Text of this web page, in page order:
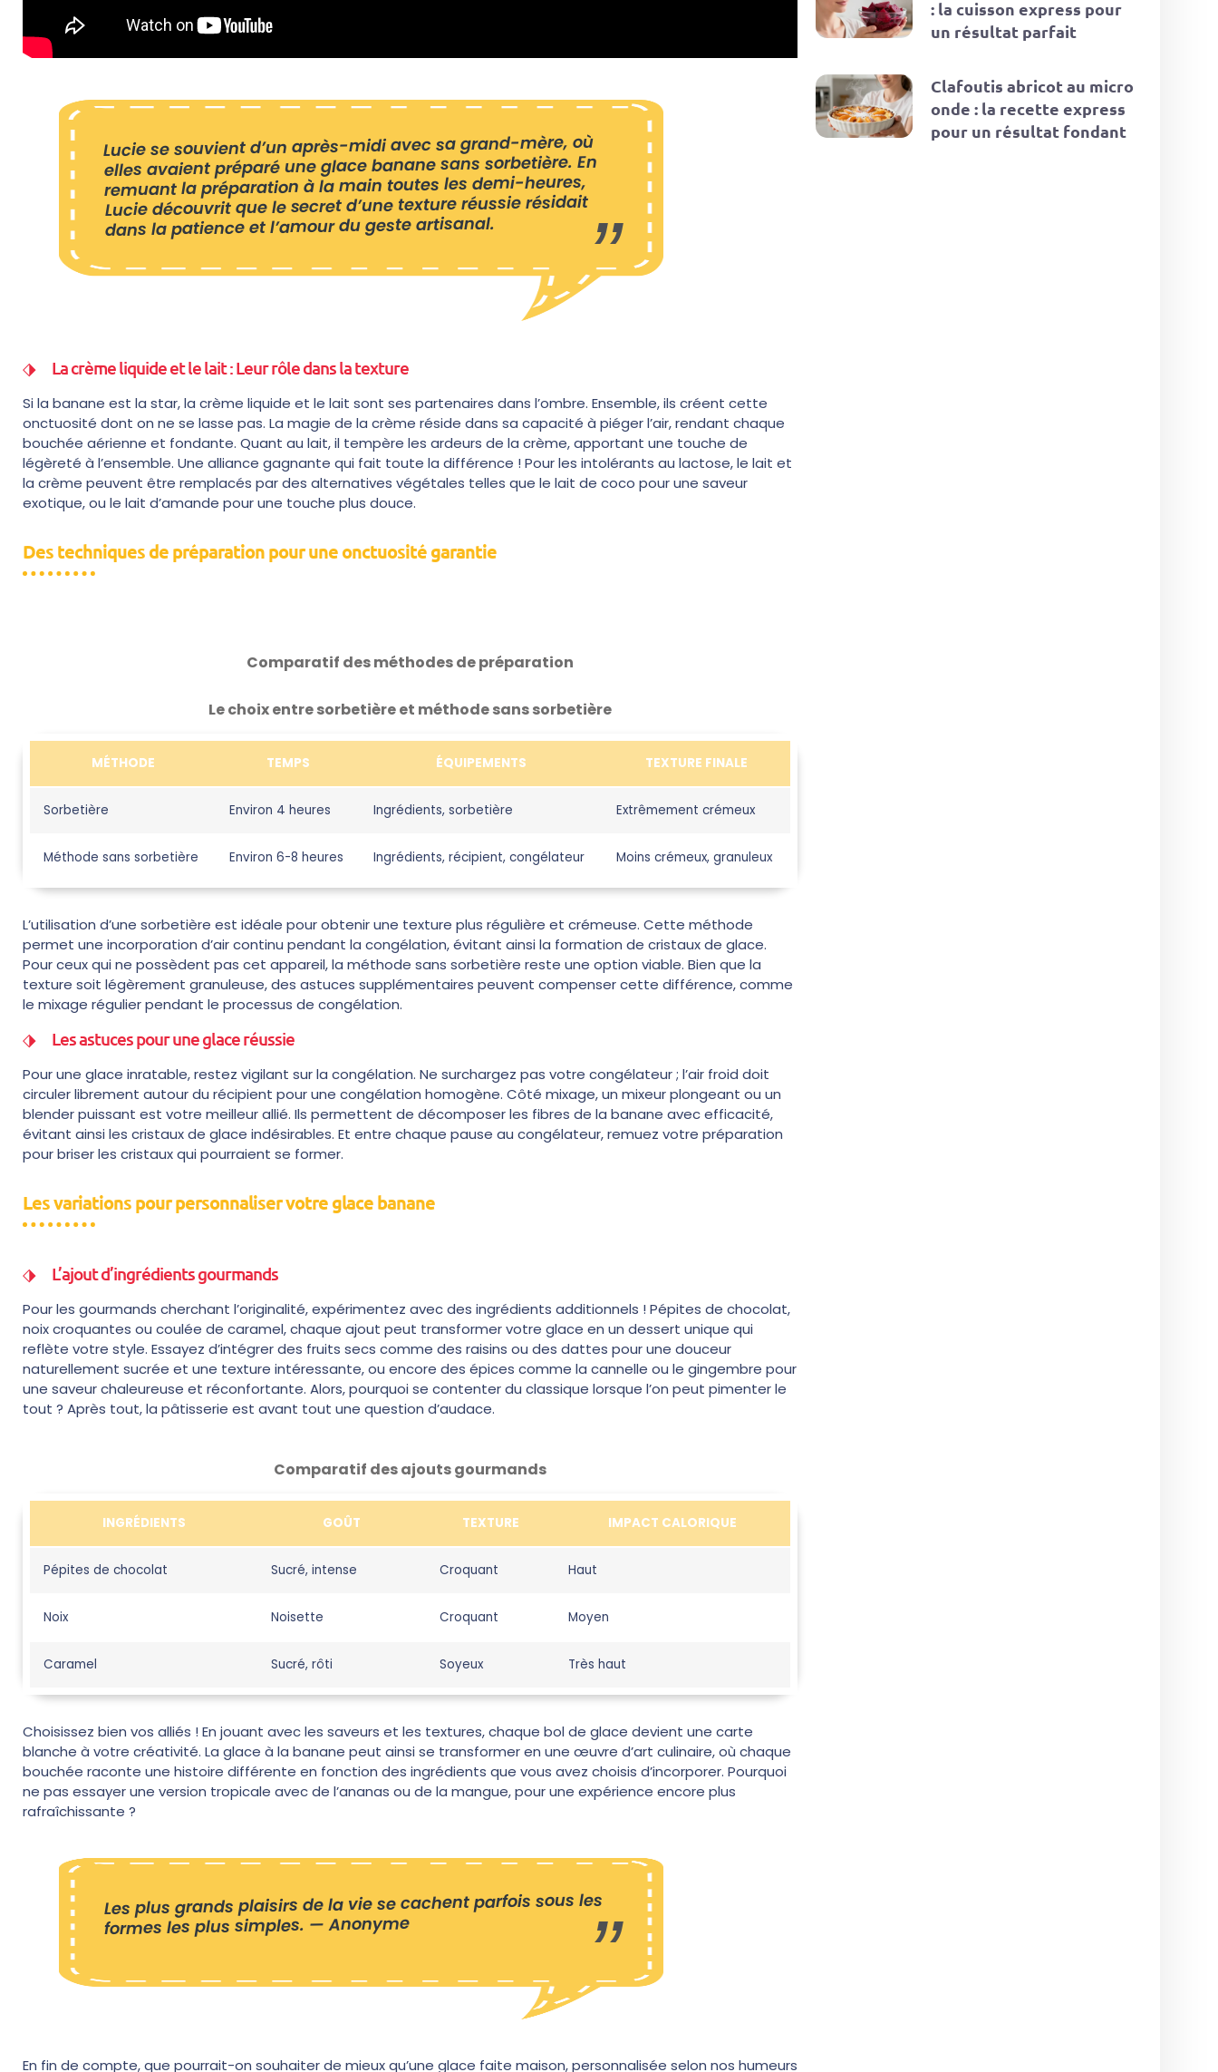
Lucie se souvient d’un après-midi avec sa grand-mère, où
elles avaient préparé une glace banane sans sorbetière. En
remuant la préparation à la main toutes les demi-heures,
Lucie découvrit que le secret d’une texture réussie résidait
dans la patience et l’amour du geste artisanal.
La crème liquide et le lait : Leur rôle dans la texture
Si la banane est la star, la crème liquide et le lait sont ses partenaires dans l’ombre. Ensemble, ils créent cette
onctuosité dont on ne se lasse pas. La magie de la crème réside dans sa capacité à piéger l’air, rendant chaque
bouchée aérienne et fondante. Quant au lait, il tempère les ardeurs de la crème, apportant une touche de
légèreté à l’ensemble. Une alliance gagnante qui fait toute la différence ! Pour les intolérants au lactose, le lait et
la crème peuvent être remplacés par des alternatives végétales telles que le lait de coco pour une saveur
exotique, ou le lait d’amande pour une touche plus douce.
Des techniques de préparation pour une onctuosité garantie
Le choix entre sorbetière et méthode sans sorbetière
Comparatif des méthodes de préparation
MÉTHODE TEMPS ÉQUIPEMENTS TEXTURE FINALE
Sorbetière Environ 4 heures Ingrédients, sorbetière Extrêmement crémeux
Méthode sans sorbetière Environ 6-8 heures Ingrédients, récipient, congélateur Moins crémeux, granuleux
L’utilisation d’une sorbetière est idéale pour obtenir une texture plus régulière et crémeuse. Cette méthode
permet une incorporation d’air continu pendant la congélation, évitant ainsi la formation de cristaux de glace.
Pour ceux qui ne possèdent pas cet appareil, la méthode sans sorbetière reste une option viable. Bien que la
texture soit légèrement granuleuse, des astuces supplémentaires peuvent compenser cette différence, comme
le mixage régulier pendant le processus de congélation.
Les astuces pour une glace réussie
Pour une glace inratable, restez vigilant sur la congélation. Ne surchargez pas votre congélateur ; l’air froid doit
circuler librement autour du récipient pour une congélation homogène. Côté mixage, un mixeur plongeant ou un
blender puissant est votre meilleur allié. Ils permettent de décomposer les fibres de la banane avec efficacité,
évitant ainsi les cristaux de glace indésirables. Et entre chaque pause au congélateur, remuez votre préparation
pour briser les cristaux qui pourraient se former.
Les variations pour personnaliser votre glace banane
L’ajout d’ingrédients gourmands
Pour les gourmands cherchant l’originalité, expérimentez avec des ingrédients additionnels ! Pépites de chocolat,
noix croquantes ou coulée de caramel, chaque ajout peut transformer votre glace en un dessert unique qui
reflète votre style. Essayez d’intégrer des fruits secs comme des raisins ou des dattes pour une douceur
naturellement sucrée et une texture intéressante, ou encore des épices comme la cannelle ou le gingembre pour
une saveur chaleureuse et réconfortante. Alors, pourquoi se contenter du classique lorsque l’on peut pimenter le
tout ? Après tout, la pâtisserie est avant tout une question d’audace.
Comparatif des ajouts gourmands
INGRÉDIENTS GOÛT TEXTURE IMPACT CALORIQUE
Pépites de chocolat Sucré, intense Croquant Haut
Noix Noisette Croquant Moyen
Caramel Sucré, rôti Soyeux Très haut
Choisissez bien vos alliés ! En jouant avec les saveurs et les textures, chaque bol de glace devient une carte
blanche à votre créativité. La glace à la banane peut ainsi se transformer en une œuvre d’art culinaire, où chaque
bouchée raconte une histoire différente en fonction des ingrédients que vous avez choisis d’incorporer. Pourquoi
ne pas essayer une version tropicale avec de l’ananas ou de la mangue, pour une expérience encore plus
rafraîchissante ?
Les plus grands plaisirs de la vie se cachent parfois sous les
formes les plus simples. — Anonyme
En fin de compte, que pourrait-on souhaiter de mieux qu’une glace faite maison, personnalisée selon nos humeurs
: la cuisson express pour
un résultat parfait
Clafoutis abricot au micro
onde : la recette express
pour un résultat fondant